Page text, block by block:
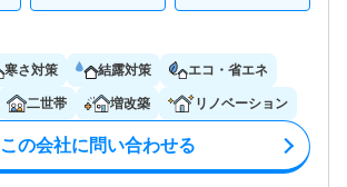
寒さ対策 結露対策 エコ・省エネ
二世帯 増改築 リノベーション
この会社に問い合わせる